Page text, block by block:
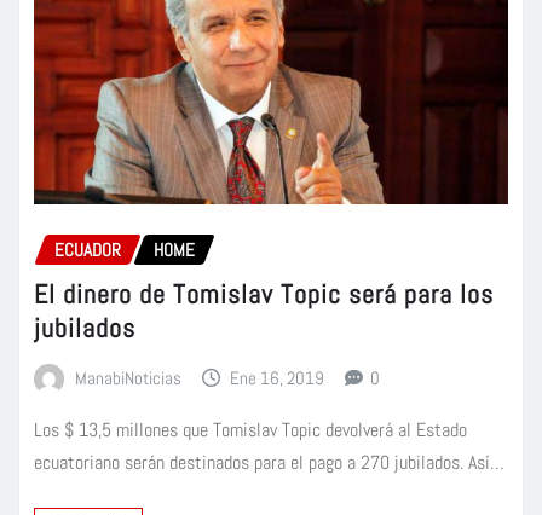
ECUADOR HOME
El dinero de Tomislav Topic será para los
jubilados
ManabiNoticias Ene 16, 2019 0
Los $ 13,5 millones que Tomislav Topic devolverá al Estado
ecuatoriano serán destinados para el pago a 270 jubilados. Así…